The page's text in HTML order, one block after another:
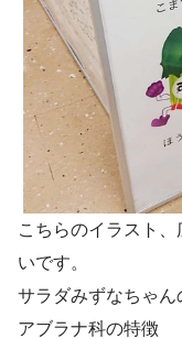
こちらのイラスト
いです。
サラダみずなちゃ
アブラナ科の特徴